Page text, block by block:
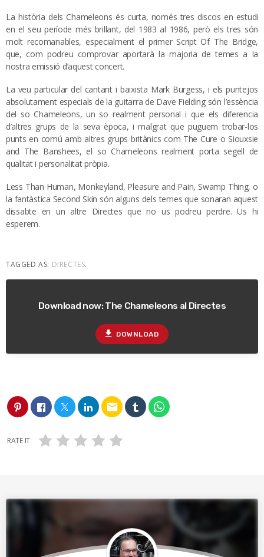
La història dels Chameleons és curta, només tres discos en estudi
en el seu període més brillant, del 1983 al 1986, però els tres són
molt recomanables, especialment el primer Script Of The Bridge,
que, com podreu comprovar aportarà la majoria de temes a la
nostra emissió d’aquest concert.
La veu particular del cantant i baixista Mark Burgess, i els puntejos
absolutament especials de la guitarra de Dave Fielding són l’essència
del so Chameleons, un so realment personal i que els diferencia
d’altres grups de la seva època, i malgrat que puguem trobar-los
punts en comú amb altres grups britànics com The Cure o Siouxsie
and The Banshees, el so Chameleons realment porta segell de
qualitat i personalitat pròpia.
Less Than Human, Monkeyland, Pleasure and Pain, Swamp Thing, o
la fantàstica Second Skin són alguns dels temes que sonaran aquest
dissabte en un altre Directes que no us podreu perdre. Us hi
esperem.
TAGGED AS: DIRECTES.
Download now: The Chameleons al Directes
file_download DOWNLOAD
email
RATE IT